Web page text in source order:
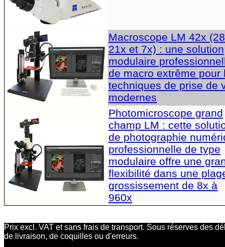
Macroscope LM 42x
21x et 7x) : une solution
modulaire
de macro extrême pour
techniques de prise de
modernes
Photomicroscope grand
champ LM : cette
de photographie
professionnelle de type
modulaire offre une
flexibilité dans une
grossissement de 8x à
960x
Prix excl. VAT et sans frais de transport. Sous réserves des
de livraison, de coquilles ou d'erreurs.